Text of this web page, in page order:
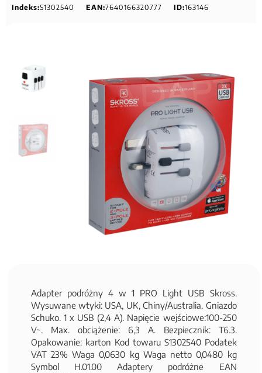
Indeks:S1302540 EAN:7640166320777 ID:163146
Adapter podróżny 4 w 1 PRO Light USB Skross.
Wysuwane wtyki: USA, UK, Chiny/Australia. Gniazdo
Schuko. 1 x USB (2,4 A). Napięcie wejściowe:100-250
V~. Max. obciążenie: 6,3 A. Bezpiecznik: T6.3.
Opakowanie: karton Kod towaru S1302540 Podatek
VAT 23% Waga 0,0630 kg Waga netto 0,0480 kg
Symbol H.01.00 Adaptery podróżne EAN